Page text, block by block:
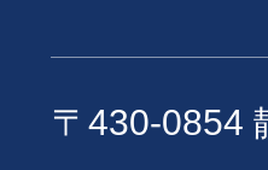
〒430-0854